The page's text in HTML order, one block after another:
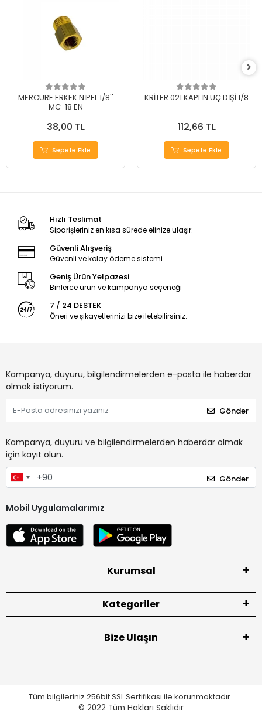
MERCURE ERKEK NİPEL 1/8''
MC-18 EN
38,00 TL
Sepete Ekle
KRİTER 021 KAPLİN UÇ DİŞİ 1/8
112,66 TL
Sepete Ekle
Hızlı Teslimat
Siparişleriniz en kısa sürede elinize ulaşır.
Güvenli Alışveriş
Güvenli ve kolay ödeme sistemi
Geniş Ürün Yelpazesi
Binlerce ürün ve kampanya seçeneği
7 / 24 DESTEK
Öneri ve şikayetlerinizi bize iletebilirsiniz.
Kampanya, duyuru, bilgilendirmelerden e-posta ile haberdar
olmak istiyorum.
Gönder
Kampanya, duyuru ve bilgilendirmelerden haberdar olmak
için kayıt olun.
Gönder
Mobil Uygulamalarımız
Kurumsal
Kategoriler
Bize Ulaşın
Tüm bilgileriniz 256bit SSL Sertifikası ile korunmaktadır.
© 2022 Tüm Hakları Saklıdır